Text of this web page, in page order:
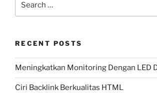
RECENT POSTS
Meningkatkan Monitoring Dengan LED
Ciri Backlink Berkualitas HTML